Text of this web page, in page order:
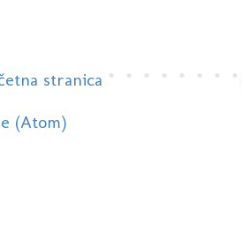
stranica
(Atom)